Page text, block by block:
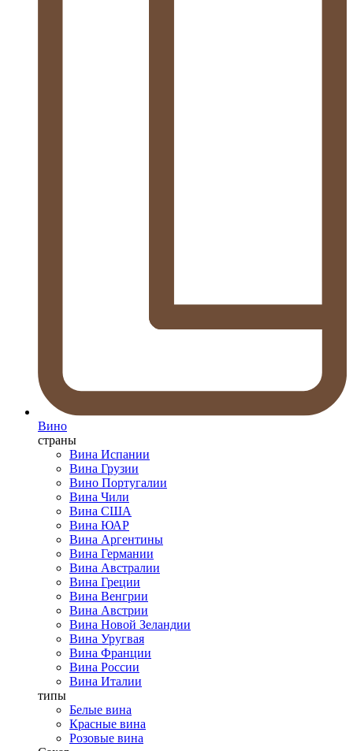
Вино
страны
Вина Испании
Вина Грузии
Вино Португалии
Вина Чили
Вина США
Вина ЮАР
Вина Аргентины
Вина Германии
Вина Австралии
Вина Греции
Вина Венгрии
Вина Австрии
Вина Новой Зеландии
Вина Уругвая
Вина Франции
Вина России
Вина Италии
типы
Белые вина
Красные вина
Розовые вина